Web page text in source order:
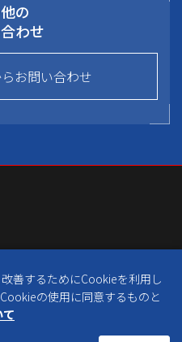
の
わせ
お問い合わせ
地善するためにCookieを利用し
の使用に同意するものと